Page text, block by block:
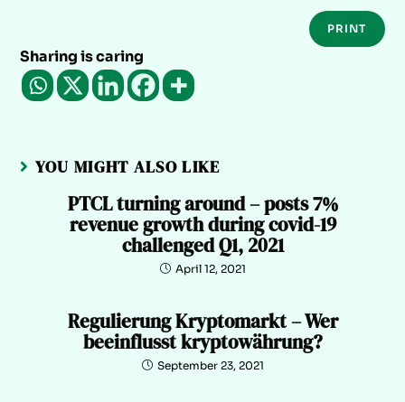
PRINT
Sharing is caring
YOU MIGHT ALSO LIKE
PTCL turning around – posts 7%
revenue growth during covid-19
challenged Q1, 2021
April 12, 2021
Regulierung Kryptomarkt – Wer
beeinflusst kryptowährung?
September 23, 2021